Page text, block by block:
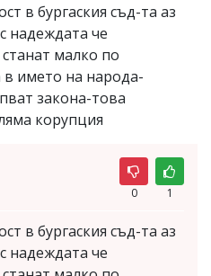
в бургаския съд-та аз
надеждата че
малко по
в името на народа-
закона-това
корупция
0 1
в бургаския съд-та аз
надеждата че